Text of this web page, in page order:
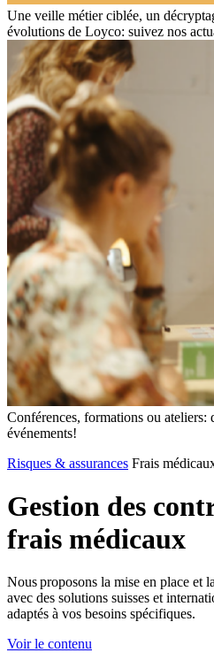
Une veille métier ciblée, un
évolutions de Loyco: suivez nos
Conférences, formations ou ateliers:
événements!
Risques & assurances Frais
Gestion des
frais médicaux
Nous proposons la mise en place et
avec des solutions suisses et
adaptés à vos besoins spécifiques.
Voir le contenu